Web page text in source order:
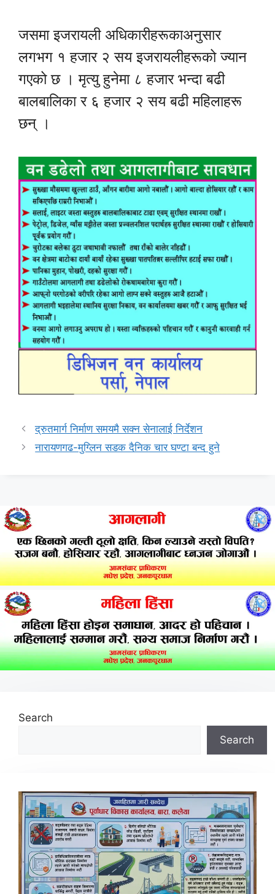
जसमा इजरायली अधिकारीहरूकाअनुसार
लगभग १ हजार २ सय इजरायलीहरूको ज्यान
गएको छ । मृत्यु हुनेमा ८ हजार भन्दा बढी
बालबालिका र ६ हजार २ सय बढी महिलाहरू
छन् ।
द्रुतमार्ग निर्माण समयमै सक्न सेनालाई निर्देशन
नारायणगढ-मुग्लिन सडक दैनिक चार घण्टा बन्द हुने
Search
Search